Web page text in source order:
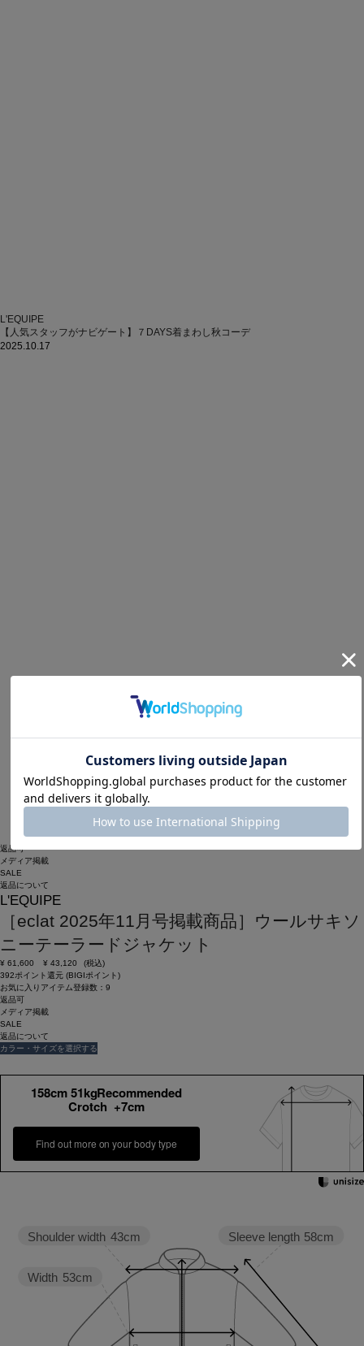
L'EQUIPE
【人気スタッフがナビゲート】７DAYS着まわし秋コーデ
2025.10.17
返品可
メディア掲載
SALE
返品について
L'EQUIPE
［eclat 2025年11月号掲載商品］ウールサキソ
ニーテーラードジャケット
¥ 61,600 ¥ 43,120
(税込)
392ポイント還元 (BIGIポイント)
お気に入りアイテム登録数： 9
返品可
メディア掲載
SALE
返品について
カラー・サイズを選択する
158cm 51kgRecommended
Crotch +7cm
Find out more on your body type
Sleeve length 58cm
Width 53cm
Shoulder width 43cm